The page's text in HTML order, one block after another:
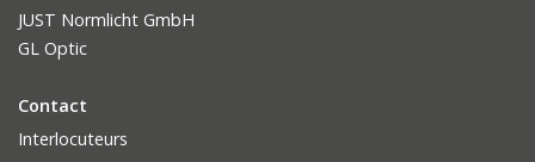
JUST Normlicht GmbH
GL Optic
Contact
Interlocuteurs